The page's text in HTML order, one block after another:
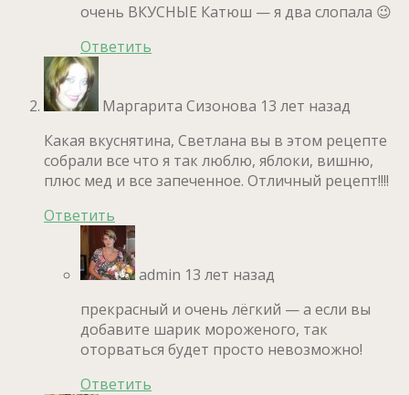
очень ВКУСНЫЕ Катюш — я два слопала 😉
Ответить
Маргарита Сизонова 13 лет назад
Какая вкуснятина, Светлана вы в этом рецепте
собрали все что я так люблю, яблоки, вишню,
плюс мед и все запеченное. Отличный рецепт!!!!
Ответить
admin 13 лет назад
прекрасный и очень лёгкий — а если вы
добавите шарик мороженого, так
оторваться будет просто невозможно!
Ответить